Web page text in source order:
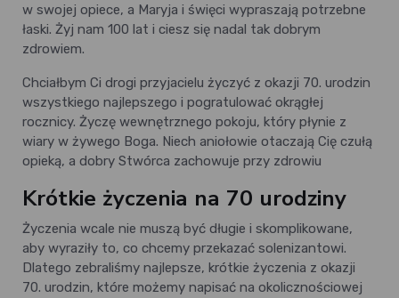
w swojej opiece, a Maryja i święci wypraszają potrzebne
łaski. Żyj nam 100 lat i ciesz się nadal tak dobrym
zdrowiem.
Chciałbym Ci drogi przyjacielu życzyć z okazji 70. urodzin
wszystkiego najlepszego i pogratulować okrągłej
rocznicy. Życzę wewnętrznego pokoju, który płynie z
wiary w żywego Boga. Niech aniołowie otaczają Cię czułą
opieką, a dobry Stwórca zachowuje przy zdrowiu
Krótkie życzenia na 70 urodziny
Życzenia wcale nie muszą być długie i skomplikowane,
aby wyraziły to, co chcemy przekazać solenizantowi.
Dlatego zebraliśmy najlepsze, krótkie życzenia z okazji
70. urodzin, które możemy napisać na okolicznościowej